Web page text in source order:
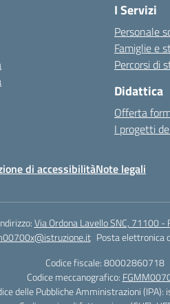
I Servizi
Personale
Famiglie e
Percorsi di
Didattica
Offerta
I progetti
di accessibilitàNote legali
Via Ordona Lavello SNC, 71100 -
Posta elettronica
Codice fiscale: 80002860718
Codice meccanografico:
delle Pubbliche Amministrazioni (IPA):